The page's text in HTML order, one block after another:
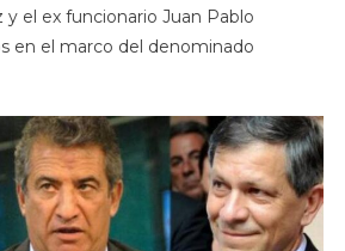
el ex funcionario Juan Pablo
en el marco del denominado